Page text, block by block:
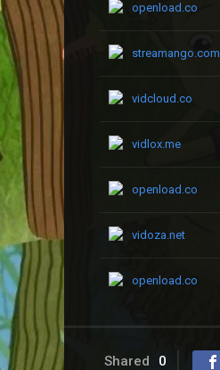
openload.co
streamango.com
vidcloud.co
vidlox.me
openload.co
vidoza.net
openload.co
Shared 0